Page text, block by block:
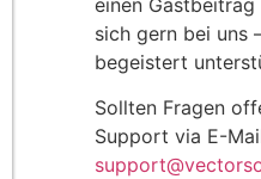
einen
sich gern bei uns
begeistert
Sollten Fragen
Support via E-